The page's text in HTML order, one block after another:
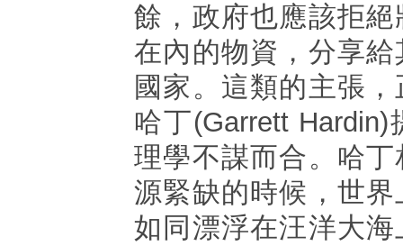
餘，政府也應該拒
在內的物資，分享
國家。這類的主張
哈丁(Garrett
理學不謀而合。哈
源緊缺的時候，世
如同漂浮在汪洋大